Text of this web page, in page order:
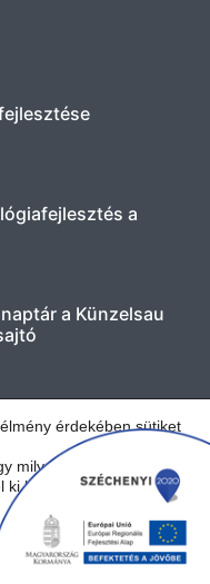
a
a Künzelsau
érdekében sütiket
milyen sütiket
ki lehet kapcsolni a